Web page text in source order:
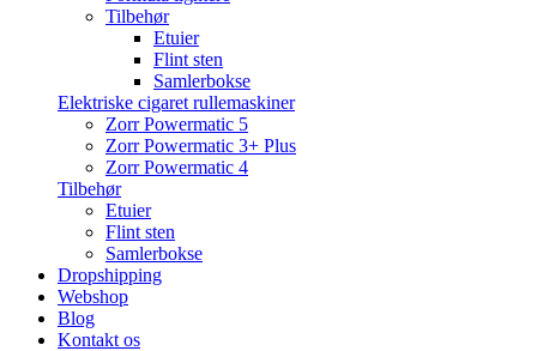
Tilbehør
Etuier
Flint sten
Samlerbokse
Elektriske cigaret rullemaskiner
Zorr Powermatic 5
Zorr Powermatic 3+ Plus
Zorr Powermatic 4
Tilbehør
Etuier
Flint sten
Samlerbokse
Dropshipping
Webshop
Blog
Kontakt os